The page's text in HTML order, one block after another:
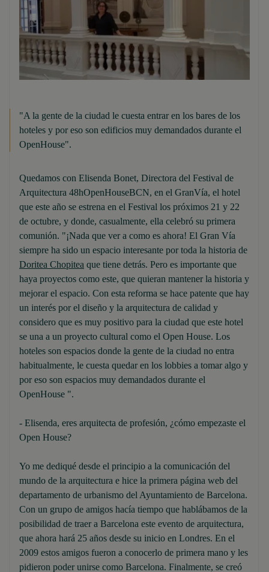
"A la gente de la ciudad le cuesta entrar en los bares de los
hoteles y por eso son edificios muy demandados durante el
OpenHouse".
Quedamos con Elisenda Bonet, Directora del Festival de
Arquitectura 48hOpenHouseBCN, en el GranVía, el hotel
que este año se estrena en el Festival los próximos 21 y 22
de octubre, y donde, casualmente, ella celebró su primera
comunión. "¡Nada que ver a como es ahora! El Gran Vía
siempre ha sido un espacio interesante por toda la historia de
Doritea Chopitea que tiene detrás. Pero es importante que
haya proyectos como este, que quieran mantener la historia y
mejorar el espacio. Con esta reforma se hace patente que hay
un interés por el diseño y la arquitectura de calidad y
considero que es muy positivo para la ciudad que este hotel
se una a un proyecto cultural como el Open House. Los
hoteles son espacios donde la gente de la ciudad no entra
habitualmente, le cuesta quedar en los lobbies a tomar algo y
por eso son espacios muy demandados durante el
OpenHouse ".
- Elisenda, eres arquitecta de profesión, ¿cómo empezaste el
Open House?
Yo me dediqué desde el principio a la comunicación del
mundo de la arquitectura e hice la primera página web del
departamento de urbanismo del Ayuntamiento de Barcelona.
Con un grupo de amigos hacía tiempo que hablábamos de la
posibilidad de traer a Barcelona este evento de arquitectura,
que ahora hará 25 años desde su inicio en Londres. En el
2009 estos amigos fueron a conocerlo de primera mano y les
pidieron poder unirse como Barcelona. Finalmente, se creó